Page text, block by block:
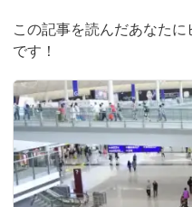
この記事を読んだあなた
です！